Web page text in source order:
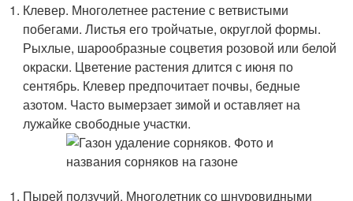
Клевер. Многолетнее растение с ветвистыми
побегами. Листья его тройчатые, округлой формы.
Рыхлые, шарообразные соцветия розовой или белой
окраски. Цветение растения длится с июня по
сентябрь. Клевер предпочитает почвы, бедные
азотом. Часто вымерзает зимой и оставляет на
лужайке свободные участки.
Пырей ползучий. Многолетник со шнуровидными